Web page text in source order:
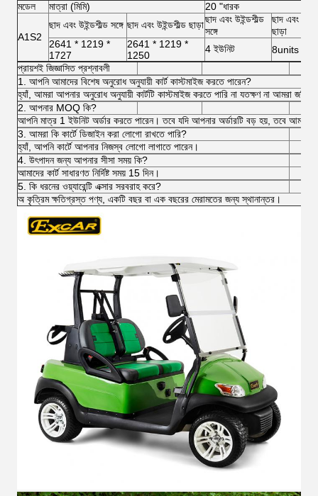
মডেল মাত্রা (মিমি) 20 "ধারক
A1S2
ছাদ এবং উইন্ডশীল্ড সঙ্গে ছাদ এবং উইন্ডশীল্ড ছাড়াছাদ এবং উইন্ডশীল্ড
সঙ্গে
ছাদ এবং
ছাড়া
2641 * 1219 *
1727
2641 * 1219 *
1250
4 ইউনিট
8units
প্রায়শই জিজ্ঞাসিত প্রশ্নাবলী
1. আপনি আমাদের বিশেষ অনুরোধ অনুযায়ী কার্ট কাস্টমাইজ করতে পারেন?
হ্যাঁ, আমরা আপনার অনুরোধ অনুযায়ী কার্টটি কাস্টমাইজ করতে পারি না যতক্ষণ না আমরা জটিল
2. আপনার MOQ কি?
আপনি মাত্র 1 ইউনিট অর্ডার করতে পারেন। তবে যদি আপনার অর্ডারটি বড় হয়, তবে আমরা
3. আমরা কি কার্টে ডিজাইন করা লোগো রাখতে পারি?
হ্যাঁ, আপনি কার্টে আপনার নিজস্ব লোগো লাগাতে পারেন।
4. উৎপাদন জন্য আপনার সীসা সময় কি?
আমাদের কার্ট সাধারণত নির্দিষ্ট সময় 15 দিন।
5. কি ধরনের ওয়্যারেন্টি এক্সার সরবরাহ করে?
অ কৃত্রিম ক্ষতিগ্রস্ত পণ্য, একটি বছর বা এক বছরের মেরামতের জন্য স্থানান্তর।